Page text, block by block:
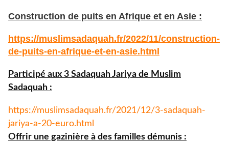
Construction de puits en Afrique et en Asie :
https://muslimsadaquah.fr/2022/11/construction-
de-puits-en-afrique-et-en-asie.html
Participé aux 3 Sadaquah Jariya de Muslim
Sadaquah :
https://muslimsadaquah.fr/2021/12/3-sadaquah-
jariya-a-20-euro.html
Offrir une gazinière à des familles démunis :